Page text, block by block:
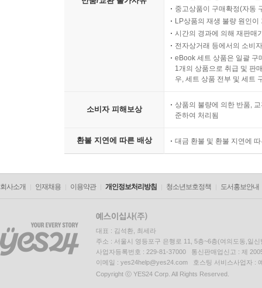
중고상품이 구매확정(자동
LP상품의 재생 불량 원인
시간의 경과에 의해 재판매
전자상거래 등에서의 소비
eBook 세트 상품은 일괄 구
1개의 상품으로 취급 및 판
우, 세트 상품 전부 및 세트
소비자 피해보상
상품의 불량에 의한 반품,
준하여 처리됨
환불 지연에 따른 배상 대금 환불 및 환불 지연에
회사소개 인재채용 이용약관 개인정보처리방침 청소년보호정책 도서홍보안내
대표 : 김석환, 최세라
주소 : 서울시 영등포구 은행로 11, 5층~6층(여의도동,일신
사업자등록번호 : 229-81-37000 통신판매업신고 : 제
이메일 : yes24help@yes24.com 호스팅 서비스사업자 :
Copyright ⓒ YES24 Corp. All Rights Reserved.